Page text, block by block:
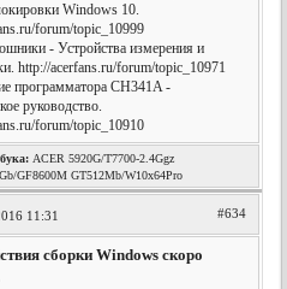
Windows 10.
forum/topic_10999
- Устройства измерения и
http://acerfans.ru/forum/topic_10971
программатора CH341A -
руководство.
forum/topic_10910
ACER 5920G/T7700-2.4Ggz
GF8600M GT512Mb/W10x64Pro
11:31 #634
сборки Windows скоро